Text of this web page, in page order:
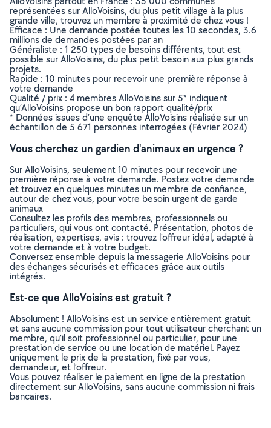
représentées sur AlloVoisins, du plus petit village à la plus
grande ville, trouvez un membre à proximité de chez vous !
Efficace : Une demande postée toutes les 10 secondes, 3.6
millions de demandes postées par an
Généraliste : 1 250 types de besoins différents, tout est
possible sur AlloVoisins, du plus petit besoin aux plus grands
projets.
Rapide : 10 minutes pour recevoir une première réponse à
votre demande
Qualité / prix : 4 membres AlloVoisins sur 5* indiquent
qu’AlloVoisins propose un bon rapport qualité/prix
* Données issues d’une enquête AlloVoisins réalisée sur un
échantillon de 5 671 personnes interrogées (Février 2024)
Vous cherchez un gardien d'animaux en urgence ?
Sur AlloVoisins, seulement 10 minutes pour recevoir une
première réponse à votre demande. Postez votre demande
et trouvez en quelques minutes un membre de confiance,
autour de chez vous, pour votre besoin urgent de garde
animaux
Consultez les profils des membres, professionnels ou
particuliers, qui vous ont contacté. Présentation, photos de
réalisation, expertises, avis : trouvez l'offreur idéal, adapté à
votre demande et à votre budget.
Conversez ensemble depuis la messagerie AlloVoisins pour
des échanges sécurisés et efficaces grâce aux outils
intégrés.
Est-ce que AlloVoisins est gratuit ?
Absolument ! AlloVoisins est un service entièrement gratuit
et sans aucune commission pour tout utilisateur cherchant un
membre, qu’il soit professionnel ou particulier, pour une
prestation de service ou une location de matériel. Payez
uniquement le prix de la prestation, fixé par vous,
demandeur, et l’offreur.
Vous pouvez réaliser le paiement en ligne de la prestation
directement sur AlloVoisins, sans aucune commission ni frais
bancaires.